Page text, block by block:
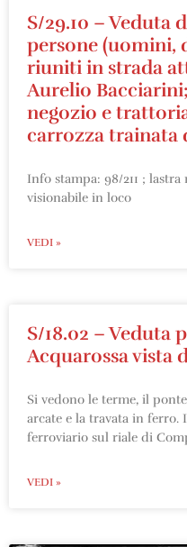
S/29.10 – Veduta
persone (uomini,
riuniti in strada
Aurelio
negozio e
carrozza trainata
Info stampa: 98/211 ;
visionabile in loco
VEDI »
S/18.02 – Veduta
Acquarossa vista
Si vedono le terme, il
arcate e la travata in
ferroviario sul riale di
VEDI »